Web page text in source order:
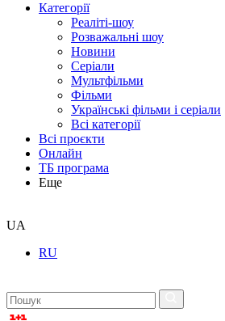
Категорії
Реаліті-шоу
Розважальні шоу
Новини
Серіали
Мультфільми
Фільми
Українські фільми і серіали
Всі категорії
Всі проєкти
Онлайн
ТБ програма
Еще
UA
RU